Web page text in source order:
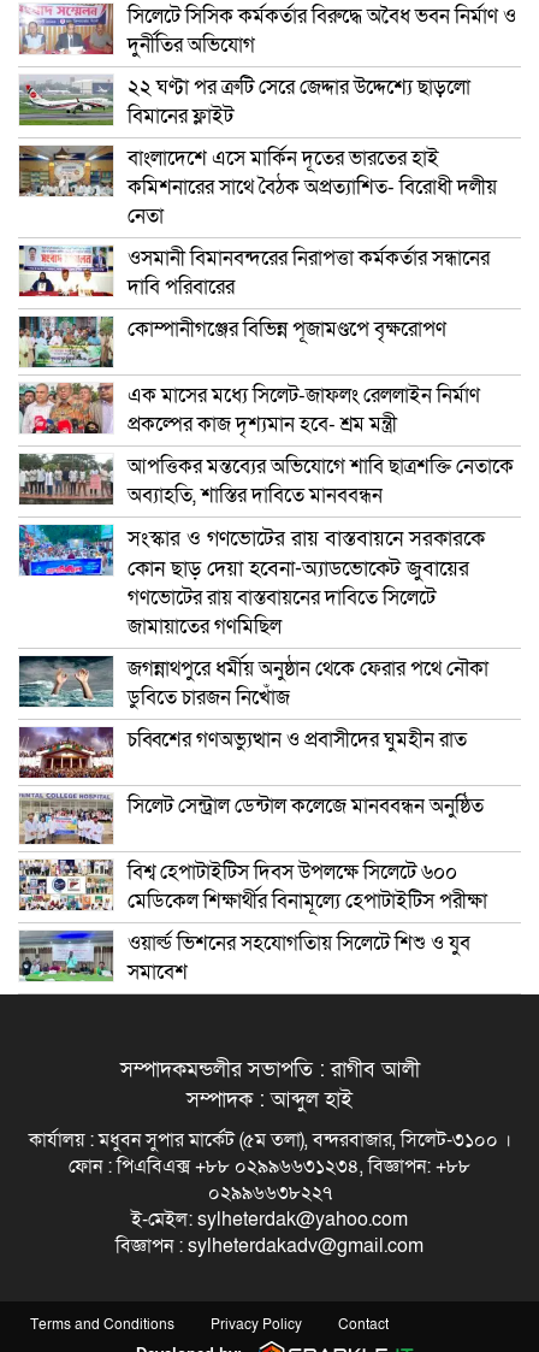
সিলেটে সিসিক কর্মকর্তার বিরুদ্ধে অবৈধ ভবন নির্মাণ ও
দুর্নীতির অভিযোগ
২২ ঘণ্টা পর ত্রুটি সেরে জেদ্দার উদ্দেশ্যে ছাড়লো
বিমানের ফ্লাইট
বাংলাদেশে এসে মার্কিন দূতের ভারতের হাই
কমিশনারের সাথে বৈঠক অপ্রত্যাশিত- বিরোধী দলীয়
নেতা
ওসমানী বিমানবন্দরের নিরাপত্তা কর্মকর্তার সন্ধানের
দাবি পরিবারের
কোম্পানীগঞ্জের বিভিন্ন পূজামণ্ডপে বৃক্ষরোপণ
এক মাসের মধ্যে সিলেট-জাফলং রেললাইন নির্মাণ
প্রকল্পের কাজ দৃশ্যমান হবে- শ্রম মন্ত্রী
আপত্তিকর মন্তব্যের অভিযোগে শাবি ছাত্রশক্তি নেতাকে
অব্যাহতি, শাস্তির দাবিতে মানববন্ধন
সংস্কার ও গণভোটের রায় বাস্তবায়নে সরকারকে
কোন ছাড় দেয়া হবেনা-অ্যাডভোকেট জুবায়ের
গণভোটের রায় বাস্তবায়নের দাবিতে সিলেটে
জামায়াতের গণমিছিল
জগন্নাথপুরে ধর্মীয় অনুষ্ঠান থেকে ফেরার পথে নৌকা
ডুবিতে চারজন নিখোঁজ
চব্বিশের গণঅভ্যুত্থান ও প্রবাসীদের ঘুমহীন রাত
সিলেট সেন্ট্রাল ডেন্টাল কলেজে মানববন্ধন অনুষ্ঠিত
বিশ্ব হেপাটাইটিস দিবস উপলক্ষে সিলেটে ৬০০
মেডিকেল শিক্ষার্থীর বিনামূল্যে হেপাটাইটিস পরীক্ষা
ওয়ার্ল্ড ভিশনের সহযোগতিায় সিলেটে শিশু ও যুব
সমাবেশ
সম্পাদকমন্ডলীর সভাপতি : রাগীব আলী
সম্পাদক : আব্দুল হাই
কার্যালয় : মধুবন সুপার মার্কেট (৫ম তলা), বন্দরবাজার, সিলেট-৩১০০ ।
ফোন : পিএবিএক্স +৮৮ ০২৯৯৬৬৩১২৩৪, বিজ্ঞাপন: +৮৮
০২৯৯৬৬৩৮২২৭
ই-মেইল: sylheterdak@yahoo.com
বিজ্ঞাপন : sylheterdakadv@gmail.com
Terms and Conditions Privacy Policy Contact